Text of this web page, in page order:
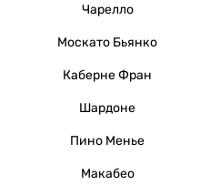
Чарелло
Москато Бьянко
Каберне Фран
Шардоне
Пино Менье
Макабео